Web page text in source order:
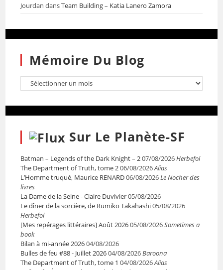
Jourdan dansTeam Building – Katia Lanero Zamora
Mémoire Du Blog
Sur Le Planète-SF
Batman – Legends of the Dark Knight – 207/08/2026Herbefol
The Department of Truth, tome 206/08/2026Alias
L’Homme truqué, Maurice RENARD06/08/2026Le Nocher des
livres
La Dame de la Seine - Claire Duvivier05/08/2026
Le dîner de la sorcière, de Rumiko Takahashi05/08/2026
Herbefol
[Mes repérages littéraires] Août 202605/08/2026Sometimes a
book
Bilan à mi-année 202604/08/2026
Bulles de feu #88 - Juillet 202604/08/2026Baroona
The Department of Truth, tome 1 04/08/2026Alias